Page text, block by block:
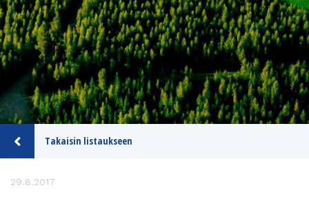
Takaisin listaukseen
29.8.2017